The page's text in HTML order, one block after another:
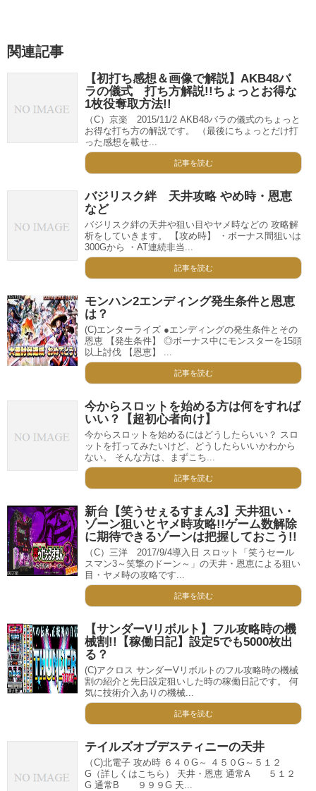
関連記事
【初打ち感想＆画像で解説】AKB48バ
ラの儀式 打ち方解説!!ちょっとお得な
1枚役奪取方法!!
（C）京楽 2015/11/2 AKB48バラの儀式のちょっと
お得な打ち方の解説です。 （最後にちょっとだけ打
った感想を載せ...
記事を読む
バジリスク絆 天井攻略 やめ時・恩恵
など
バジリスク絆の天井や狙い目やヤメ時などの 攻略解
析をしていきます。 【攻め時】 ・ボーナス間狙いは
300Gから ・AT連続非当...
記事を読む
モンハン2エンディング発生条件と恩恵
は？
(C)エンターライズ ●エンディングの発生条件とその
恩恵 【発生条件】 ◎ボーナス中にモンスターを15頭
以上討伐 【恩恵】 ...
記事を読む
今からスロットを始める方は何をすれば
いい？【超初心者向け】
今からスロットを始めるにはどうしたらいい？ スロ
ットを打ってみたいけど、どうしたらいいかわから
ない。 そんな方は、まずこち...
記事を読む
新台【笑うせぇるすまん3】天井狙い・
ゾーン狙いとヤメ時攻略!!ゲーム数解除
に期待できるゾーンは把握しておこう!!
（C）三洋 2017/9/4導入日 スロット「笑うセール
スマン3～笑撃のドーン～」の天井・恩恵による狙い
目・ヤメ時の攻略です...
記事を読む
【サンダーVリボルト】フル攻略時の機
械割!!【稼働日記】設定5でも5000枚出
る？
(C)アクロス サンダーVリボルトのフル攻略時の機械
割の紹介と先日設定狙いした時の稼働日記です。 何
気に技術介入ありの機械...
記事を読む
テイルズオブデスティニーの天井
（C)北電子 攻め時 ６４０G～ ４５０G～５１２
G（詳しくはこちら） 天井・恩恵 通常A ５１２
G 通常B ９９９G 天...